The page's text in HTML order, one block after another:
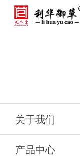
关于我们
产品中心